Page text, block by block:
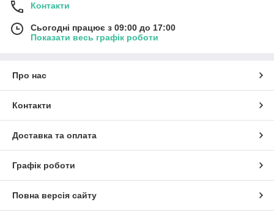
Контакти
Сьогодні працює з 09:00 до 17:00
Показати весь графік роботи
Про нас
Контакти
Доставка та оплата
Графік роботи
Повна версія сайту